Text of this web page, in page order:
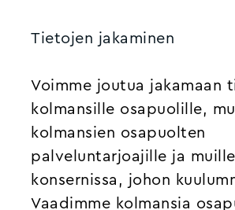
Tietojen jakaminen
Voimme joutua jakamaan
kolmansille osapuolille,
kolmansien osapuolten
palveluntarjoajille ja
konsernissa, johon
Vaadimme kolmansia